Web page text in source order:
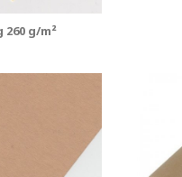
g/m²